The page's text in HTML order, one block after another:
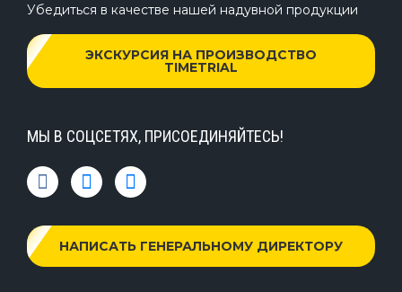
Убедиться в качестве нашей надувной продукции
ЭКСКУРСИЯ НА ПРОИЗВОДСТВО
TIMETRIAL
МЫ В СОЦСЕТЯХ, ПРИСОЕДИНЯЙТЕСЬ!
НАПИСАТЬ ГЕНЕРАЛЬНОМУ ДИРЕКТОРУ